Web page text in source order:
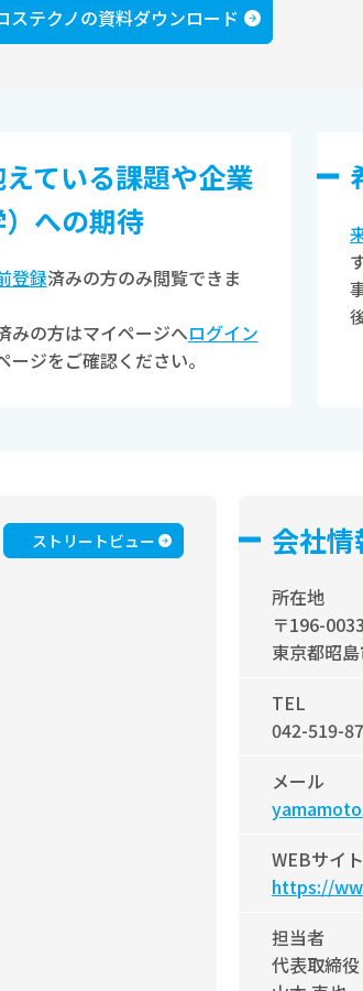
ステクノの資料ダウンロード
ている課題や企業
）への期待
登録済みの方のみ閲覧できま
みの方はマイページへログイン
ージをご確認ください。
ストリートビュー 会社
所在地
〒196-0033
東京都昭
TEL
042-519-
メール
WEBサイト
https://
担当者
代表取締役